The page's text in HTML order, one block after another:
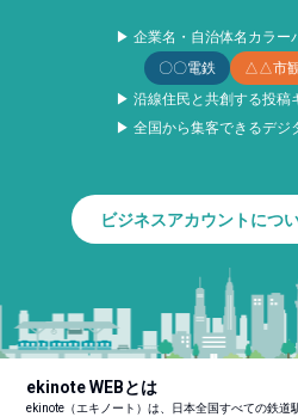
▶ 企業名・自治体名カラー
〇〇電鉄
△△市
▶ 沿線住民と共創する投稿
▶ 全国から集客できるデジ
ビジネスアカウントにつ
ekinote WEBとは
ekinote（エキノート）は、日本全国すべての鉄道